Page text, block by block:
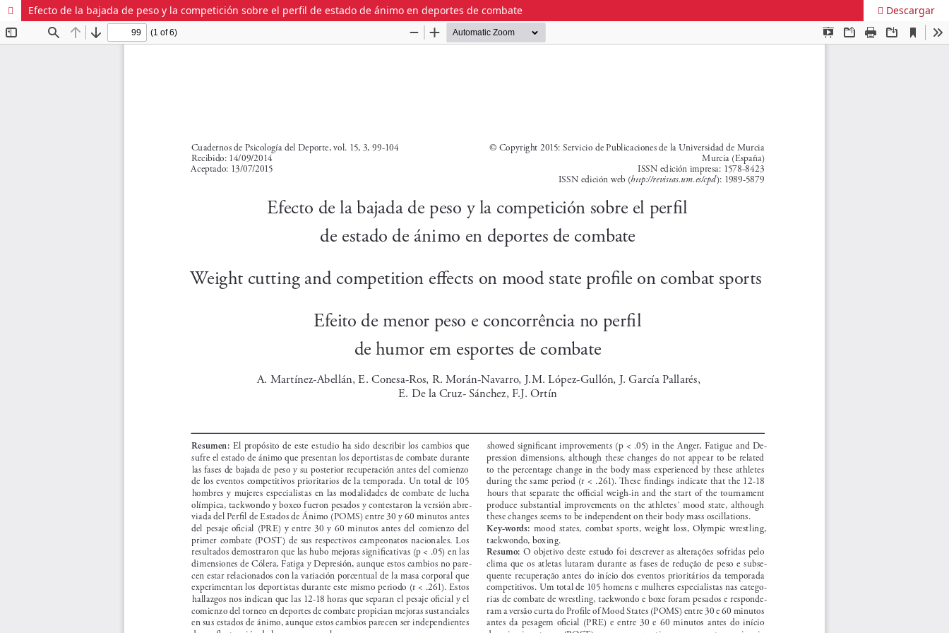
Efecto de la bajada de peso y la competición sobre el perfil de estado de ánimo en deportes de combate Descargar